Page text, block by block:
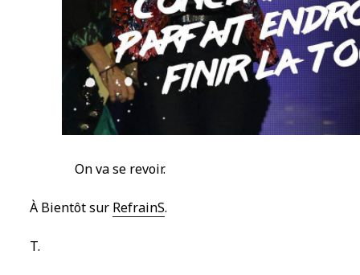
On va se revoir.
À Bientôt sur RefrainS.
T.